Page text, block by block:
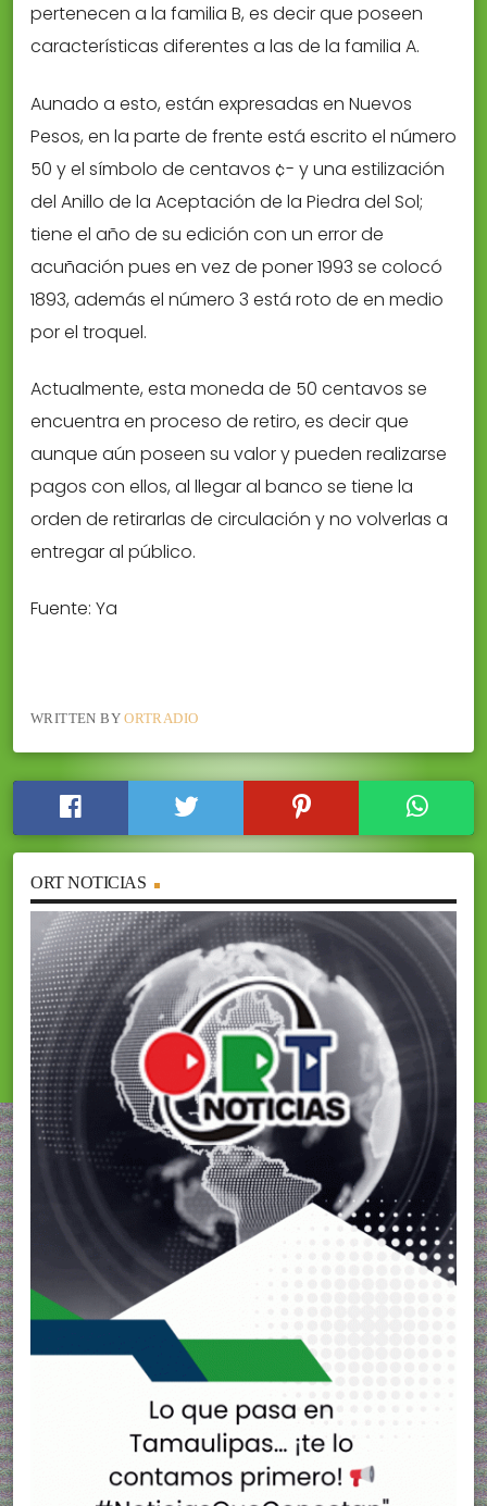
pertenecen a la familia B, es decir que poseen
características diferentes a las de la familia A.
Aunado a esto, están expresadas en Nuevos
Pesos, en la parte de frente está escrito el número
50 y el símbolo de centavos ¢- y una estilización
del Anillo de la Aceptación de la Piedra del Sol;
tiene el año de su edición con un error de
acuñación pues en vez de poner 1993 se colocó
1893, además el número 3 está roto de en medio
por el troquel.
Actualmente, esta moneda de 50 centavos se
encuentra en proceso de retiro, es decir que
aunque aún poseen su valor y pueden realizarse
pagos con ellos, al llegar al banco se tiene la
orden de retirarlas de circulación y no volverlas a
entregar al público.
Fuente: Ya
WRITTEN BYORTRADIO
ORT NOTICIAS